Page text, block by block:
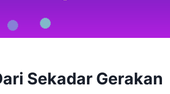
Sekadar Gerakan